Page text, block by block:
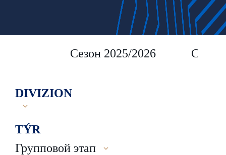
Сезон 2025/2026 Сезон
DIVIZION
TÝR
Групповой этап